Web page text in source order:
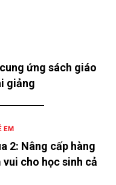
ứng sách giáo
giảng
EM
2: Nâng cấp hàng
cho học sinh cả